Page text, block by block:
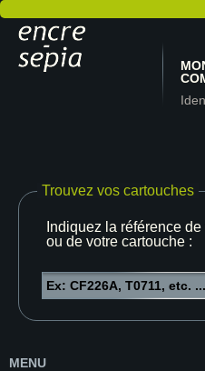
Trouvez vos cartouches
Indiquez la référence de
ou de votre cartouche :
MENU